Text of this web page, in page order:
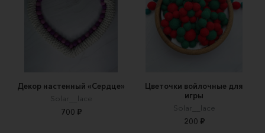
Декор настенный «Сердце»
Solar__lace
700 ₽
Цветочки войлочные для
игры
Solar__lace
200 ₽